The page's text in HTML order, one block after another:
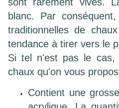
sont rarement vives.
blanc. Par
traditionnelles de
tendance à tirer vers le
Si tel n'est pas le cas,
chaux qu'on vous
Contient une